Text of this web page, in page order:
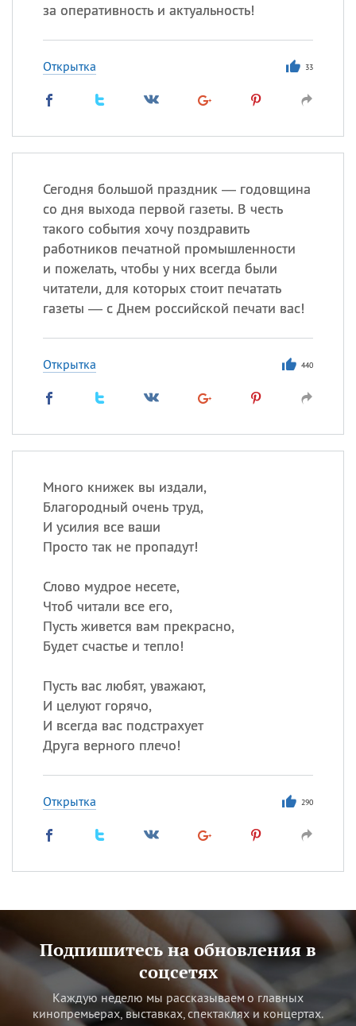
за оперативность и актуальность!
Открытка 33
Сегодня большой праздник — годовщина
со дня выхода первой газеты. В честь
такого события хочу поздравить
работников печатной промышленности
и пожелать, чтобы у них всегда были
читатели, для которых стоит печатать
газеты — с Днем российской печати вас!
Открытка 440
Много книжек вы издали,
Благородный очень труд,
И усилия все ваши
Просто так не пропадут!
Слово мудрое несете,
Чтоб читали все его,
Пусть живется вам прекрасно,
Будет счастье и тепло!
Пусть вас любят, уважают,
И целуют горячо,
И всегда вас подстрахует
Друга верного плечо!
Открытка 290
Подпишитесь на обновления в
соцсетях
Каждую неделю мы рассказываем о главных
кинопремьерах, выставках, спектаклях и концертах.